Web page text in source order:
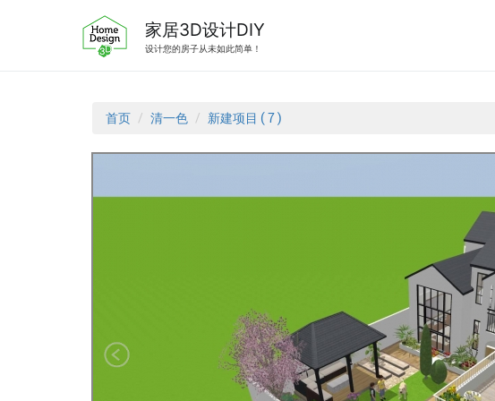
家居3D设计DIY
设计您的房子从未如此简单！
首页 清一色 新建项目 ( 7 )